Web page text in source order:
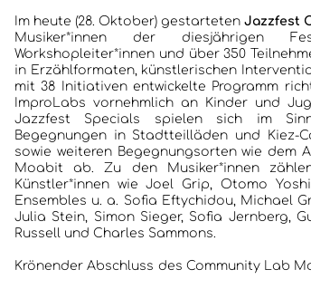
Im heute (28. Oktober) gestarteten Jazzfest
Musiker*innen der diesjährigen
Workshopleiter*innen und über 350
in Erzählformaten, künstlerischen
mit 38 Initiativen entwickelte Programm
ImproLabs vornehmlich an Kinder und
Jazzfest Specials spielen sich im
Begegnungen in Stadtteilläden und Kiez-
sowie weiteren Begegnungsorten wie dem
Moabit ab. Zu den Musiker*innen
Künstler*innen wie Joel Grip, Otomo
Ensembles u. a. Sofia Eftychidou, Michael
Julia Stein, Simon Sieger, Sofia Jernberg,
Russell und Charles Sammons.
Krönender Abschluss des Community Lab